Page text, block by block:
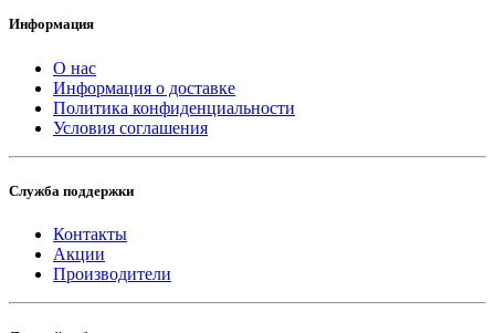
Информация
О нас
Информация о доставке
Политика конфиденциальности
Условия соглашения
Служба поддержки
Контакты
Акции
Производители